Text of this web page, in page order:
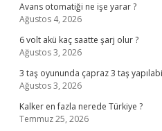
Avans otomatiği ne işe yarar ?
Ağustos 4, 2026
6 volt akü kaç saatte şarj olur ?
Ağustos 3, 2026
3 taş oyununda çapraz 3 taş
Ağustos 3, 2026
Kalker en fazla nerede Türkiye ?
Temmuz 25, 2026